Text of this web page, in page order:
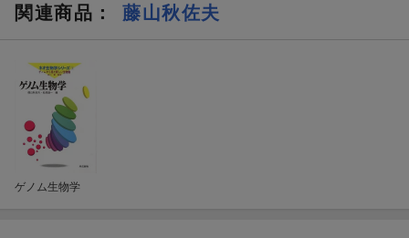
関連商品 ： 藤山秋佐夫
ゲノム生物学